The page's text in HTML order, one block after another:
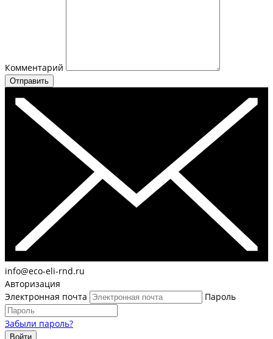
Комментарий
Отправить
info@eco-eli-rnd.ru
Авторизация
Электронная почта
Пароль
Забыли пароль?
Войти